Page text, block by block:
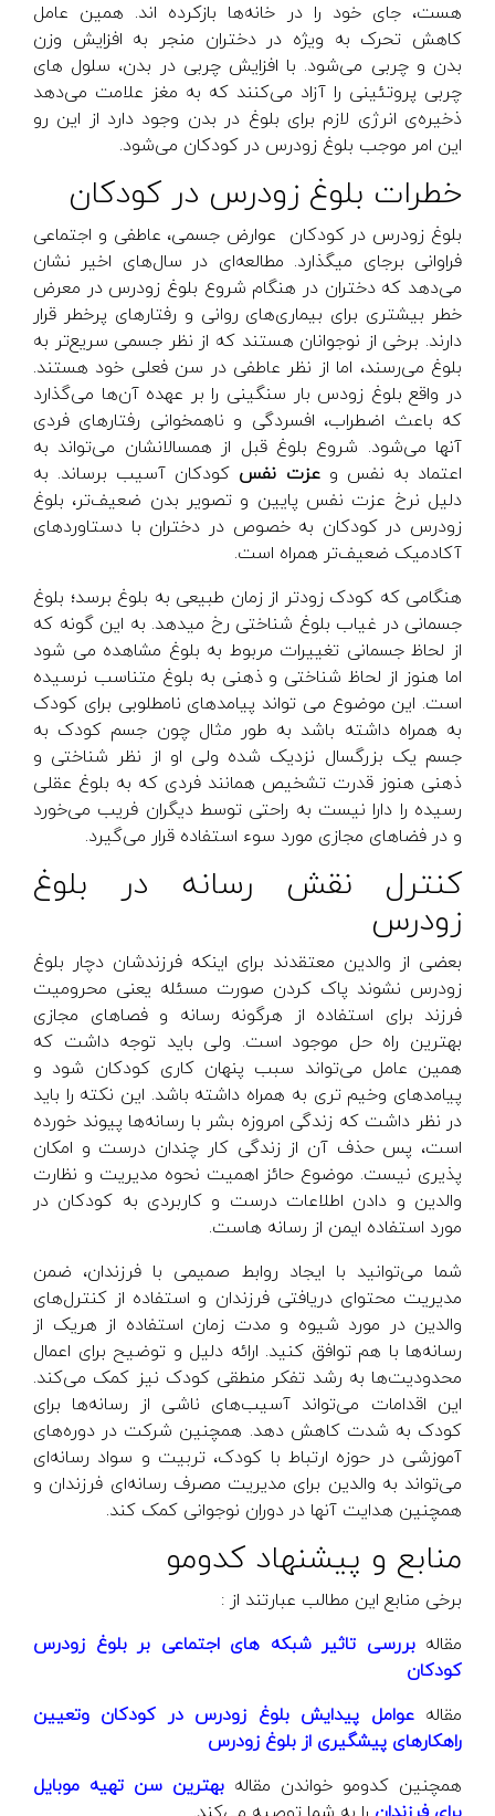
هست، جای خود را در خانه‌ها بازکرده اند. همین عامل
کاهش تحرک به ویژه در دختران منجر به افزایش وزن
بدن و چربی می‌شود. با افزایش چربی در بدن، سلول های
چربی پروتئینی را آزاد می‌کنند که به مغز علامت می‌دهد
ذخیره‌ی انرژی لازم برای بلوغ در بدن وجود دارد از این رو
این امر موجب بلوغ زودرس در کودکان می‌شود.
خطرات بلوغ زودرس در کودکان
بلوغ زودرس در کودکان عوارض جسمی، عاطفی و اجتماعی
فراوانی برجای میگذارد. مطالعه‌ای در سال‌های اخیر نشان
می‌دهد که دختران در هنگام شروع بلوغ زودرس در معرض
خطر بیشتری برای بیماری‌های روانی و رفتارهای پرخطر قرار
دارند. برخی از نوجوانان هستند که از نظر جسمی سریع‌تر به
بلوغ می‌رسند، اما از نظر عاطفی در سن فعلی خود هستند.
در واقع بلوغ زودس بار سنگینی را بر عهده آن‌ها می‌گذارد
که باعث اضطراب، افسردگی و ناهمخوانی رفتارهای فردی
آنها می‌شود‌. شروع بلوغ قبل از همسالانشان می‌تواند به
اعتماد به نفس وعزت نفس کودکان آسیب برساند. به
دلیل نرخ عزت نفس پایین و تصویر بدن ضعیف‌تر، بلوغ
زودرس در کودکان به خصوص در دختران با دستاوردهای
آکادمیک ضعیف‌تر همراه است.
هنگامی که کودک زودتر از زمان طبیعی به بلوغ برسد؛ بلوغ
جسمانی در غیاب بلوغ شناختی رخ میدهد. به این گونه که
از لحاظ جسمانی تغییرات مربوط به بلوغ مشاهده می شود
اما هنوز از لحاظ شناختی و ذهنی به بلوغ متناسب نرسیده
است. این موضوع می تواند پیامدهای نامطلوبی برای کودک
به همراه داشته باشد به طور مثال چون جسم کودک به
جسم یک بزرگسال نزدیک شده ولی او از نظر شناختی و
ذهنی هنوز قدرت تشخیص همانند فردی که به بلوغ عقلی
رسیده را دارا نیست به راحتی توسط دیگران فریب می‌خورد
و در فضاهای مجازی مورد سوء استفاده قرار می‌گیرد.
کنترل نقش رسانه در بلوغ
زودرس
بعضی از والدین معتقدند برای اینکه فرزندشان دچار بلوغ
زودرس نشوند پاک کردن صورت مسئله یعنی محرومیت
فرزند برای استفاده از هرگونه رسانه و فصاهای مجازی
بهترین راه حل موجود است. ولی باید توجه داشت که
همین عامل می‌تواند سبب پنهان کاری کودکان شود و
پیامدهای وخیم تری به همراه داشته باشد. این نکته را باید
در نظر داشت که زندگی امروزه بشر با رسانه‌ها پیوند خورده
است، پس حذف آن از زندگی کار چندان درست و امکان
پذیری نیست. موضوع حائز اهمیت نحوه مدیریت و نظارت
والدین و دادن اطلاعات درست و کاربردی به کودکان در
مورد استفاده ایمن از رسانه هاست.
شما می‌توانید با ایجاد روابط صمیمی با فرزندان، ضمن
مدیریت محتوای دریافتی فرزندان و استفاده از کنترل‌های
والدین در مورد شیوه و مدت زمان استفاده از هریک از
رسانه‌ها با هم توافق کنید. ارائه دلیل و توضیح برای اعمال
محدودیت‌ها به رشد تفکر منطقی کودک نیز کمک می‌کند.
این اقدامات می‌تواند آسیب‌های ناشی از رسانه‌ها برای
کودک به شدت کاهش دهد. همچنین شرکت در دوره‌های
آموزشی در حوزه ارتباط با کودک، تربیت و سواد رسانه‌ای
می‌تواند به والدین برای مدیریت مصرف رسانه‌ای فرزندان و
همچنین هدایت‌ آنها در دوران نوجوانی کمک کند.
منابع و پیشنهاد کدومو
برخی منابع این مطالب عبارتند از :
مقاله بررسی تاثیر شبکه های اجتماعی بر بلوغ زودرس
کودکان
مقالهعوامل پیدایش بلوغ زودرس در کودکان وتعیین
راهکارهای پیشگیری از بلوغ زودرس
همچنین کدومو خواندن مقاله بهترین سن تهیه موبایل